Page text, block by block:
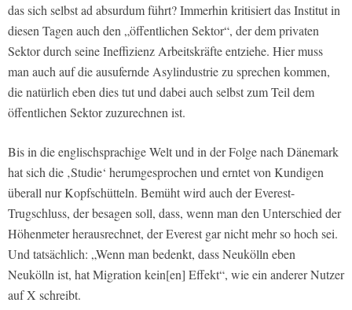
das sich selbst ad absurdum führt? Immerhin kritisiert das Institut in
diesen Tagen auch den „öffentlichen Sektor“, der dem privaten
Sektor durch seine Ineffizienz Arbeitskräfte entziehe. Hier muss
man auch auf die ausufernde Asylindustrie zu sprechen kommen,
die natürlich eben dies tut und dabei auch selbst zum Teil dem
öffentlichen Sektor zuzurechnen ist.
Bis in die englischsprachige Welt und in der Folge nach Dänemark
hat sich die ‚Studie‘ herumgesprochen und erntet von Kundigen
überall nur Kopfschütteln. Bemüht wird auch der Everest-
Trugschluss, der besagen soll, dass, wenn man den Unterschied der
Höhenmeter herausrechnet, der Everest gar nicht mehr so hoch sei.
Und tatsächlich: „Wenn man bedenkt, dass Neukölln eben
Neukölln ist, hat Migration kein[en] Effekt“, wie ein anderer Nutzer
auf X schreibt.